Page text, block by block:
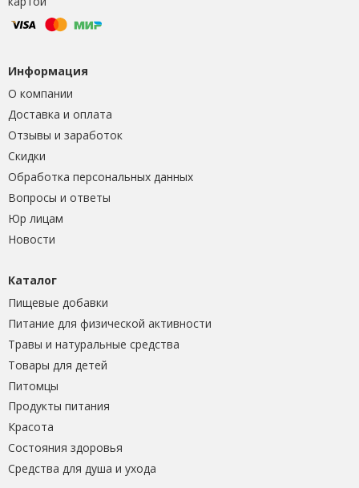
Информация
О компании
Доставка и оплата
Отзывы и заработок
Скидки
Обработка персональных данных
Вопросы и ответы
Юр лицам
Новости
Каталог
Пищевые добавки
Питание для физической активности
Травы и натуральные средства
Товары для детей
Питомцы
Продукты питания
Красота
Состояния здоровья
Средства для душа и ухода